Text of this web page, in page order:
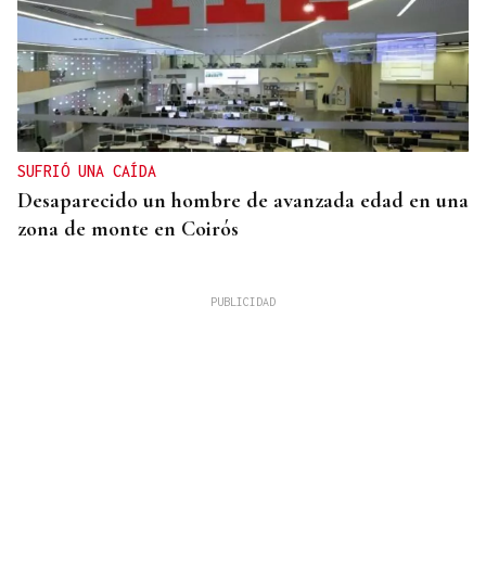
SUFRIÓ UNA CAÍDA
Desaparecido un hombre de avanzada edad en una
zona de monte en Coirós